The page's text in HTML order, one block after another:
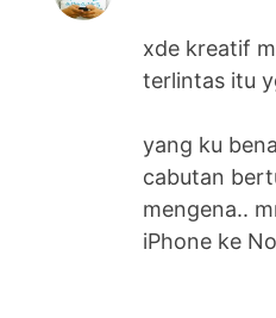
xde kreatif
terlintas itu
yang ku
cabutan
mengena..
iPhone ke